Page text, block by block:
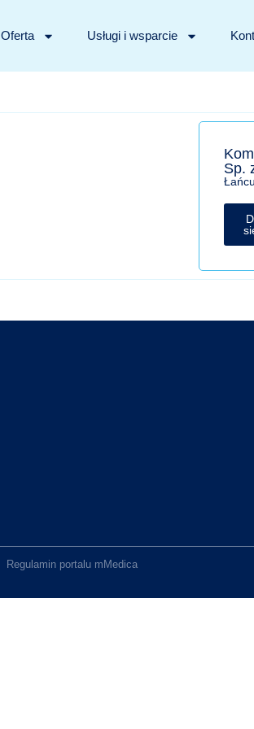
Oferta Usługi i wsparcie
Sp.
Regulamin portalu mMedica